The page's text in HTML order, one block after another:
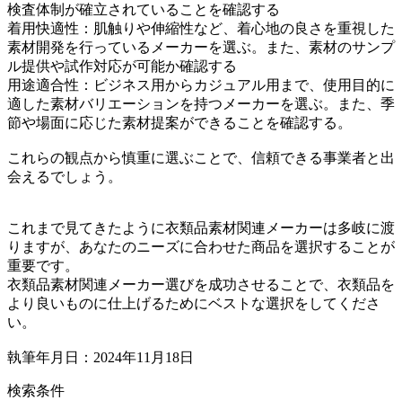
検査体制が確立されていることを確認する
着用快適性：肌触りや伸縮性など、着心地の良さを重視した
素材開発を行っているメーカーを選ぶ。また、素材のサンプ
ル提供や試作対応が可能か確認する
用途適合性：ビジネス用からカジュアル用まで、使用目的に
適した素材バリエーションを持つメーカーを選ぶ。また、季
節や場面に応じた素材提案ができることを確認する。
これらの観点から慎重に選ぶことで、信頼できる事業者と出
会えるでしょう。
これまで見てきたように衣類品素材関連メーカーは多岐に渡
りますが、あなたのニーズに合わせた商品を選択することが
重要です。
衣類品素材関連メーカー選びを成功させることで、衣類品を
より良いものに仕上げるためにベストな選択をしてくださ
い。
執筆年月日：2024年11月18日
検索条件